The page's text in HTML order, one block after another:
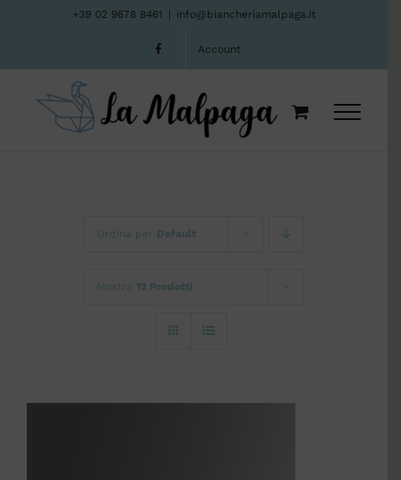
+39 02 9678 8461 info@biancheriamalpaga.it
Account
Ordina per Default
Mostra 12 Prodotti